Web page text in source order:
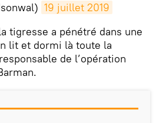
19 juillet 2019
tigresse a pénétré dans une
lit et dormi là toute la
de l’opération